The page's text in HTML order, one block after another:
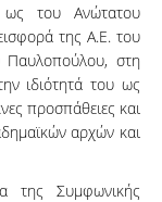
ως του Ανώτατου
της Α.Ε. του
Παυλοπούλου, στη
ιδιότητά του ως
προσπάθειες και
αρχών και
της Συμφωνικής